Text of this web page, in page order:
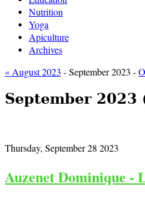
Nutrition
Yoga
Apiculture
Archives
« August 2023 - September 2023 -
September 2023
Thursday, September 28 2023
Auzenet Dominique -